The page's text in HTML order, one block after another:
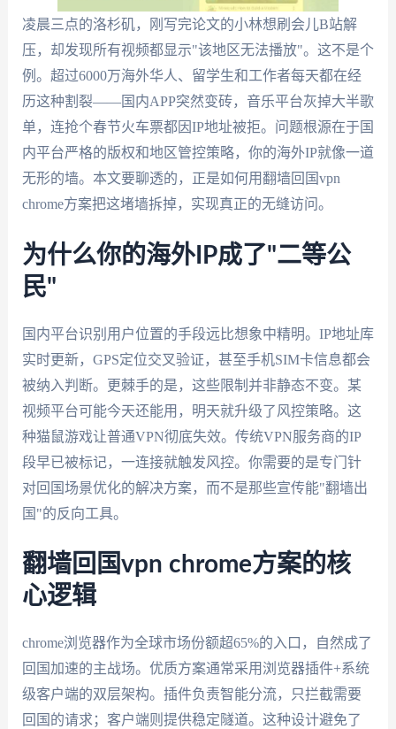
凌晨三点的洛杉矶，刚写完论文的小林想刷会儿B站解
压，却发现所有视频都显示"该地区无法播放"。这不是个
例。超过6000万海外华人、留学生和工作者每天都在经
历这种割裂——国内APP突然变砖，音乐平台灰掉大半歌
单，连抢个春节火车票都因IP地址被拒。问题根源在于国
内平台严格的版权和地区管控策略，你的海外IP就像一道
无形的墙。本文要聊透的，正是如何用翻墙回国vpn
chrome方案把这堵墙拆掉，实现真正的无缝访问。
为什么你的海外IP成了"二等公
民"
国内平台识别用户位置的手段远比想象中精明。IP地址库
实时更新，GPS定位交叉验证，甚至手机SIM卡信息都会
被纳入判断。更棘手的是，这些限制并非静态不变。某
视频平台可能今天还能用，明天就升级了风控策略。这
种猫鼠游戏让普通VPN彻底失效。传统VPN服务商的IP
段早已被标记，一连接就触发风控。你需要的是专门针
对回国场景优化的解决方案，而不是那些宣传能"翻墙出
国"的反向工具。
翻墙回国vpn chrome方案的核
心逻辑
chrome浏览器作为全球市场份额超65%的入口，自然成了
回国加速的主战场。优质方案通常采用浏览器插件+系统
级客户端的双层架构。插件负责智能分流，只拦截需要
回国的请求；客户端则提供稳定隧道。这种设计避免了